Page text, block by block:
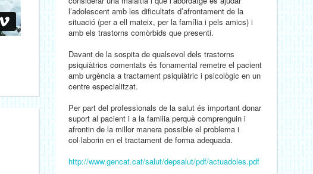
l’adolescent amb les dificultats d’afrontament de la
situació (per a ell mateix, per la família i pels amics) i
amb els trastorns comòrbids que presenti.
Davant de la sospita de qualsevol dels trastorns
psiquiàtrics comentats és fonamental remetre el pacient
amb urgència a tractament psiquiàtric i psicològic en un
centre especialitzat.
Per part del professionals de la salut és important donar
suport al pacient i a la familia perquè comprenguin i
afrontin de la millor manera possible el problema i
col·laborin en el tractament de forma adequada.
http://www.gencat.cat/salut/depsalut/pdf/actuadoles.pdf